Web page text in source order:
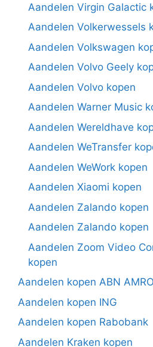
Aandelen Virgin Galactic
Aandelen Volkerwessels
Aandelen Volkswagen
Aandelen Volvo Geely
Aandelen Volvo kopen
Aandelen Warner Music
Aandelen Wereldhave
Aandelen WeTransfer
Aandelen WeWork kopen
Aandelen Xiaomi kopen
Aandelen Zalando kopen
Aandelen Zalando kopen
Aandelen Zoom Video
kopen
Aandelen kopen ABN AMRO
Aandelen kopen ING
Aandelen kopen Rabobank
Aandelen Kraken kopen